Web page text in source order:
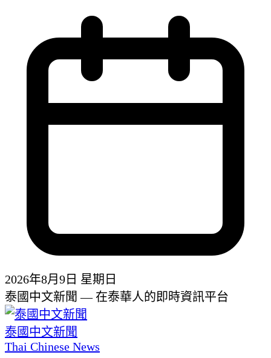
2026年8月9日 星期日
泰國中文新聞 — 在泰華人的即時資訊平台
泰國中文新聞
Thai Chinese News